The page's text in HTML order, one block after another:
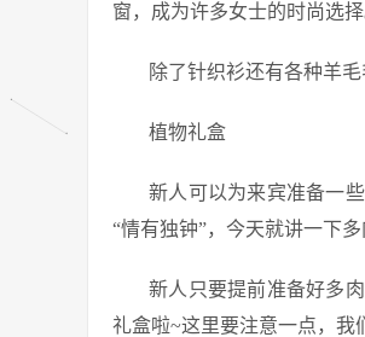
窗，成为许多女士的时尚选择
除了针织衫还有各种羊
植物礼盒
新人可以为来宾准备一
“情有独钟”，今天就讲一下多
新人只要提前准备好多
礼盒啦~这里要注意一点，我